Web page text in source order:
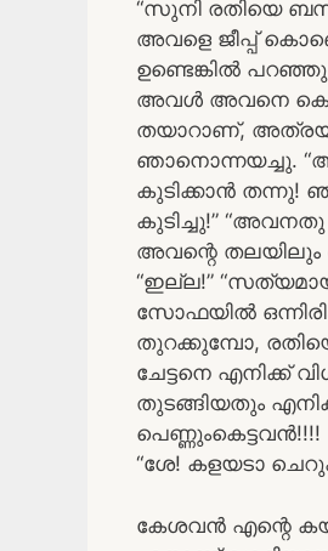
“സുനി രതിയെ
അവളെ ജീപ്പ്
ഉണ്ടെങ്കിൽ
അവൾ അവനെ
തയാറാണ്,
ഞാനൊന്നയച്ചു.
കുടിക്കാൻ തന്നു!
കുടിച്ചു!”
അവന്റെ തലയിലും
“ഇല്ല!”
സോഫയിൽ
തുറക്കുമ്പോ,
ചേട്ടനെ എനിക്ക്
തുടങ്ങിയതും
പെണ്ണുംകെട്ടവൻ!!!!
“ശേ! കളയടാ
കേശവൻ എന്റെ